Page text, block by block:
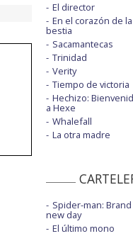
El director
En el corazón de la
bestia
Sacamantecas
Trinidad
Verity
Tiempo de victoria
Hechizo:
a Hexe
Whalefall
La otra madre
Spider-man: Brand
new day
El último mono